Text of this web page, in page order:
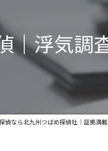
｜浮気調
偵なら北九州つばめ探偵社｜証拠満